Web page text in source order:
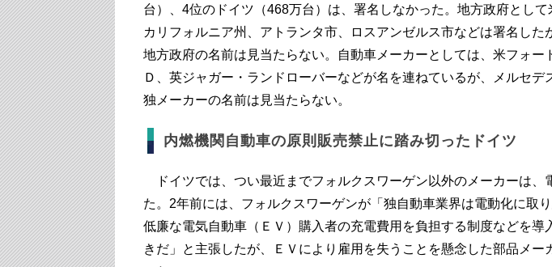
台）、4位のドイツ（468万台）は、署名しなかった。地方政府として
カリフォルニア州、アトランタ市、ロスアンゼルス市などは署名した
地方政府の名前は見当たらない。自動車メーカーとしては、米フォー
Ｄ、英ジャガー・ランドローバーなどが名を連ねているが、メルセデ
独メーカーの名前は見当たらない。
内燃機関自動車の原則販売禁止に踏み切ったドイツ
ドイツでは、つい最近までフォルクスワーゲン以外のメーカーは、
た。2年前には、フォルクスワーゲンが「独自動車業界は電動化に取
低廉な電気自動車（ＥＶ）購入者の充電費用を負担する制度などを導
きだ」と主張したが、ＥＶにより雇用を失うことを懸念した部品メー